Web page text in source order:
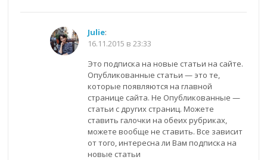
Julie:
16.11.2015 в 23:33
Это подписка на новые статьи на сайте.
Опубликованные статьи — это те,
которые появляются на главной
странице сайта. Не Опубликованные —
статьи с других страниц. Можете
ставить галочки на обеих рубриках,
можете вообще не ставить. Все зависит
от того, интересна ли Вам подписка на
новые статьи